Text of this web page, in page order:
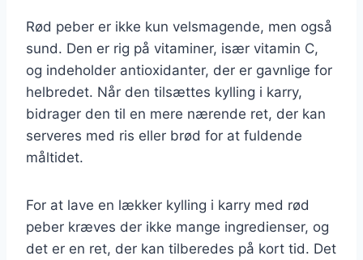
Rød peber er ikke kun velsmagende, men også
sund. Den er rig på vitaminer, især vitamin C,
og indeholder antioxidanter, der er gavnlige for
helbredet. Når den tilsættes kylling i karry,
bidrager den til en mere nærende ret, der kan
serveres med ris eller brød for at fuldende
måltidet.
For at lave en lækker kylling i karry med rød
peber kræves der ikke mange ingredienser, og
det er en ret, der kan tilberedes på kort tid. Det